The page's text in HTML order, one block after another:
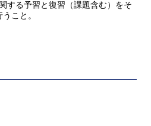
する予習と復習（課題含む）をそ
こと。